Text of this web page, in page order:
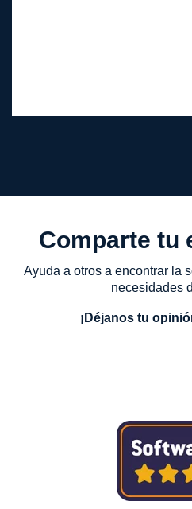
Comparte tu
Ayuda a otros a encontrar la
necesidades
¡Déjanos tu